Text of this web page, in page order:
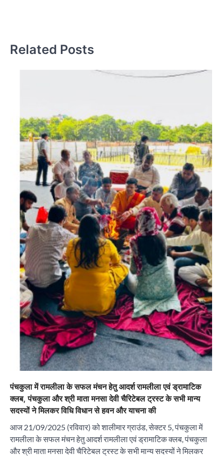
Related Posts
पंचकुला में रामलीला के सफल मंचन हेतु आदर्श रामलीला एवं ड्रामाटिक
क्लब, पंचकुला और श्री माता मनसा देवी चैरिटेबल ट्रस्ट के सभी मान्य
सदस्यों ने मिलकर विधि विधान से हवन और याचना की
आज 21/09/2025 (रविवार) को शालीमार ग्राउंड, सेक्टर 5, पंचकुला में
रामलीला के सफल मंचन हेतु आदर्श रामलीला एवं ड्रामाटिक क्लब, पंचकुला
और श्री माता मनसा देवी चैरिटेबल ट्रस्ट के सभी मान्य सदस्यों ने मिलकर